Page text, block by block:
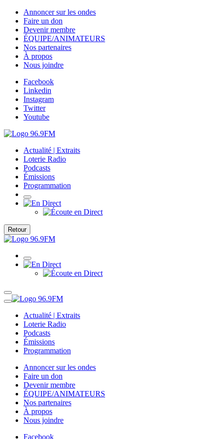
Annoncer sur les ondes
Faire un don
Devenir membre
ÉQUIPE/ANIMATEURS
Nos partenaires
À propos
Nous joindre
Facebook
Linkedin
Instagram
Twitter
Youtube
Actualité | Extraits
Loterie Radio
Podcasts
Émissions
Programmation
Retour
Actualité | Extraits
Loterie Radio
Podcasts
Émissions
Programmation
Annoncer sur les ondes
Faire un don
Devenir membre
ÉQUIPE/ANIMATEURS
Nos partenaires
À propos
Nous joindre
Facebook